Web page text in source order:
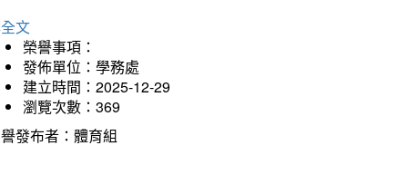
文
榮譽事項：
發佈單位：學務處
建立時間：2025-12-29
瀏覽次數：369
發布者：體育組